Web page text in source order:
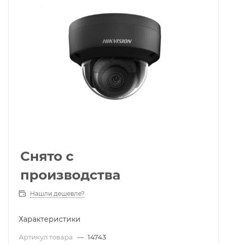
Снято с
производства
Нашли дешевле?
Характеристики
Артикул товара — 14743